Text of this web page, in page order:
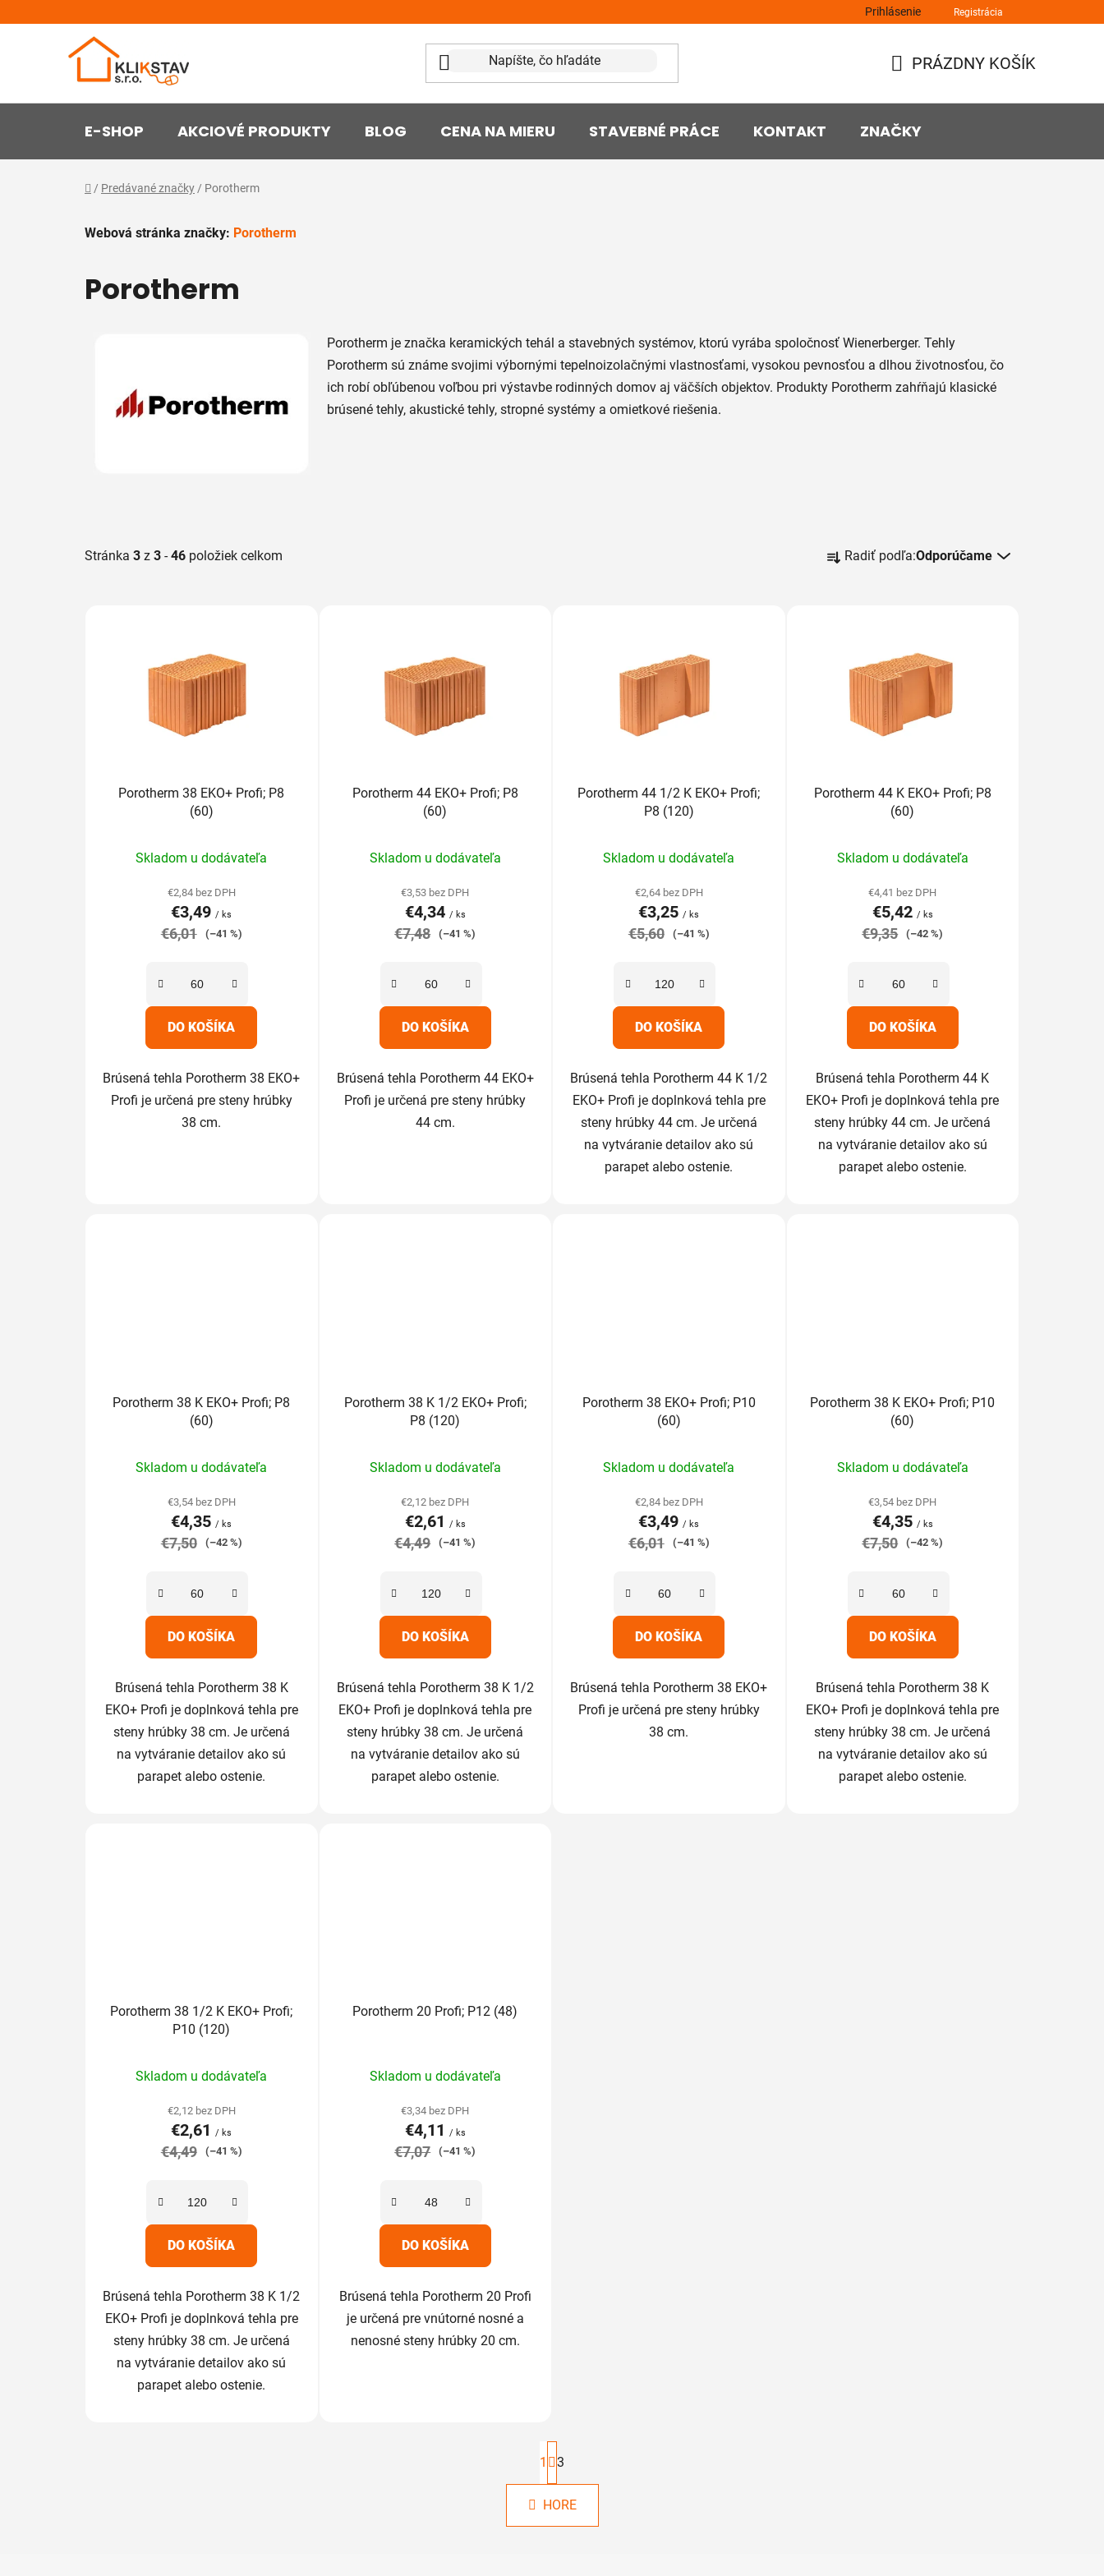
na
Prihlásenie Registrácia
KOŠÍK
PRÁZDNY KOŠÍK
E-SHOP AKCIOVÉ PRODUKTY BLOG CENA NA MIERU STAVEBNÉ PRÁCE KONTAKT ZNAČKY
Domov
/ Predávané značky / Porotherm
Webová stránka značky: Porotherm
Porotherm
Porotherm je značka keramických tehál a stavebných systémov, ktorú vyrába spoločnosť Wienerberger. Tehly
Porotherm sú známe svojimi výbornými tepelnoizolačnými vlastnosťami, vysokou pevnosťou a dlhou životnosťou, čo
ich robí obľúbenou voľbou pri výstavbe rodinných domov aj väčších objektov. Produkty Porotherm zahŕňajú klasické
brúsené tehly, akustické tehly, stropné systémy a omietkové riešenia.
Stránka 3 z 3 -46 položiek celkom a
k
v
Radiť podľa:Odporúčame
Porotherm 38 EKO+ Profi; P8
(60)
hodnotenie
produktu
je
5,0
5
Skladom u dodávateľa
€2,84 bez DPH
€3,49/ ks
€6,01 (–41 %)
DO KOŠÍKA
Brúsená tehla Porotherm 38 EKO+
Profi je určená pre steny hrúbky
38 cm.
Porotherm 44 EKO+ Profi; P8
(60)
hodnotenie
produktu
je
5,0
5
Skladom u dodávateľa
€3,53 bez DPH
€4,34 / ks
€7,48 (–41 %)
DO KOŠÍKA
Brúsená tehla Porotherm 44 EKO+
Profi je určená pre steny hrúbky
44 cm.
Porotherm 44 1/2 K EKO+ Profi;
P8 (120)
hodnotenie
produktu
je
5,0
5
Skladom u dodávateľa
€2,64 bez DPH
€3,25/ ks
€5,60 (–41 %)
DO KOŠÍKA
Brúsená tehla Porotherm 44 K 1/2
EKO+ Profi je doplnková tehla pre
steny hrúbky 44 cm. Je určená
na vytváranie detailov ako sú
parapet alebo ostenie.
Porotherm 44 K EKO+ Profi; P8
(60)
hodnotenie
produktu
je
5,0
5
Skladom u dodávateľa
€4,41 bez DPH
€5,42 / ks
€9,35 (–42 %)
DO KOŠÍKA
Brúsená tehla Porotherm 44 K
EKO+ Profi je doplnková tehla pre
steny hrúbky 44 cm. Je určená
na vytváranie detailov ako sú
parapet alebo ostenie.
Porotherm 38 K EKO+ Profi; P8
(60)
hodnotenie
produktu
je
5,0
5
Skladom u dodávateľa
€3,54 bez DPH
€4,35 / ks
€7,50 (–42 %)
DO KOŠÍKA
Brúsená tehla Porotherm 38 K
EKO+ Profi je doplnková tehla pre
steny hrúbky 38 cm. Je určená
na vytváranie detailov ako sú
parapet alebo ostenie.
Porotherm 38 K 1/2 EKO+ Profi;
P8 (120)
hodnotenie
produktu
je
5,0
5
Skladom u dodávateľa
€2,12 bez DPH
€2,61 / ks
€4,49 (–41 %)
DO KOŠÍKA
Brúsená tehla Porotherm 38 K 1/2
EKO+ Profi je doplnková tehla pre
steny hrúbky 38 cm. Je určená
na vytváranie detailov ako sú
parapet alebo ostenie.
Porotherm 38 EKO+ Profi; P10
(60)
hodnotenie
produktu
je
5,0
5
Skladom u dodávateľa
€2,84 bez DPH
€3,49 / ks
€6,01 (–41 %)
DO KOŠÍKA
Brúsená tehla Porotherm 38 EKO+
Profi je určená pre steny hrúbky
38 cm.
Porotherm 38 K EKO+ Profi; P10
(60)
hodnotenie
produktu
je
5,0
5
Skladom u dodávateľa
€3,54 bez DPH
€4,35 / ks
€7,50 (–42 %)
DO KOŠÍKA
Brúsená tehla Porotherm 38 K
EKO+ Profi je doplnková tehla pre
steny hrúbky 38 cm. Je určená
na vytváranie detailov ako sú
parapet alebo ostenie.
Porotherm 38 1/2 K EKO+ Profi;
P10 (120)
hodnotenie
produktu
je
5,0
5
Skladom u dodávateľa
€2,12 bez DPH
€2,61/ ks
€4,49 (–41 %)
DO KOŠÍKA
Brúsená tehla Porotherm 38 K 1/2
EKO+ Profi je doplnková tehla pre
steny hrúbky 38 cm. Je určená
na vytváranie detailov ako sú
parapet alebo ostenie.
Porotherm 20 Profi; P12 (48)
hodnotenie
produktu
je
5,0
5
Skladom u dodávateľa
€3,34 bez DPH
€4,11 / ks
€7,07 (–41 %)
DO KOŠÍKA
Brúsená tehla Porotherm 20 Profi
je určená pre vnútorné nosné a
nenosné steny hrúbky 20 cm.
O
v
l
S
t
r
á
n
k
1 3
HORE